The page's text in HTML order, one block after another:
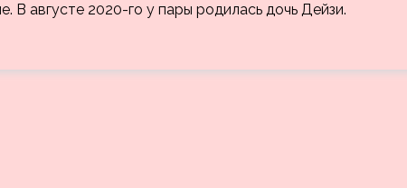
В августе 2020-го у пары родилась дочь Дейзи.